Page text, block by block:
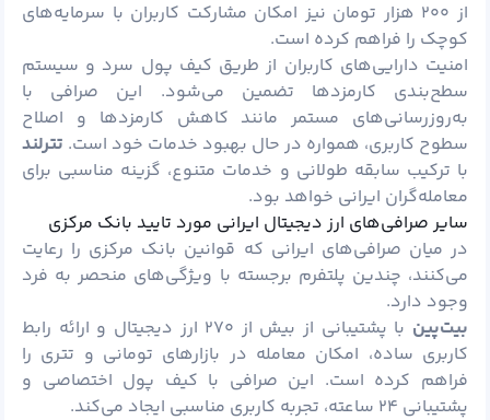
از ۲۰۰ هزار تومان نیز امکان مشارکت کاربران با سرمایه‌های
کوچک را فراهم کرده است.
امنیت دارایی‌های کاربران از طریق کیف پول سرد و سیستم
سطح‌بندی کارمزدها تضمین می‌شود. این صرافی با
به‌روزرسانی‌های مستمر مانند کاهش کارمزدها و اصلاح
سطوح کاربری، همواره در حال بهبود خدمات خود است. تترلند
با ترکیب سابقه طولانی و خدمات متنوع، گزینه مناسبی برای
معامله‌گران ایرانی خواهد بود.
سایر صرافی‌های ارز دیجیتال ایرانی مورد تایید بانک مرکزی
در میان صرافی‌های ایرانی که قوانین بانک مرکزی را رعایت
می‌کنند، چندین پلتفرم برجسته با ویژگی‌های منحصر به فرد
وجود دارد.
بیت‌پین
با پشتیبانی از بیش از ۲۷۰ ارز دیجیتال و ارائه رابط
کاربری ساده، امکان معامله در بازارهای تومانی و تتری را
فراهم کرده است. این صرافی با کیف پول اختصاصی و
پشتیبانی ۲۴ ساعته، تجربه کاربری مناسبی ایجاد می‌کند.